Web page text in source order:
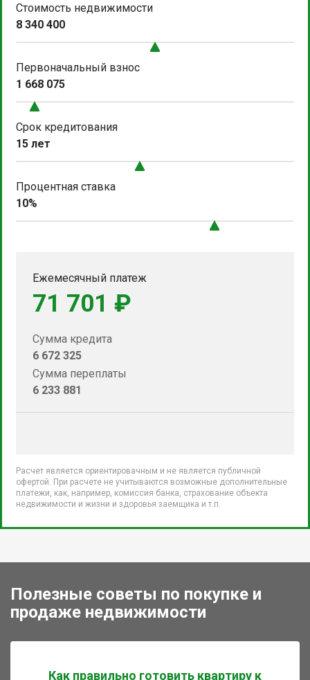
Стоимость недвижимости
8 340 400
Первоначальный взнос
1 668 075
Срок кредитования
15 лет
Процентная ставка
10%
Ежемесячный платеж
71 701 ₽
Сумма кредита
6 672 325
Сумма переплаты
6 233 881
Расчет является ориентировачным и не является публичной
офертой. При расчете не учитываются возможные дополнительные
платежи, как, например, комиссия банка, страхование объекта
недвижимости и жизни и здоровья заемщика и т.п.
Полезные советы по покупке и
продаже недвижимости
Как правильно готовить квартиру к